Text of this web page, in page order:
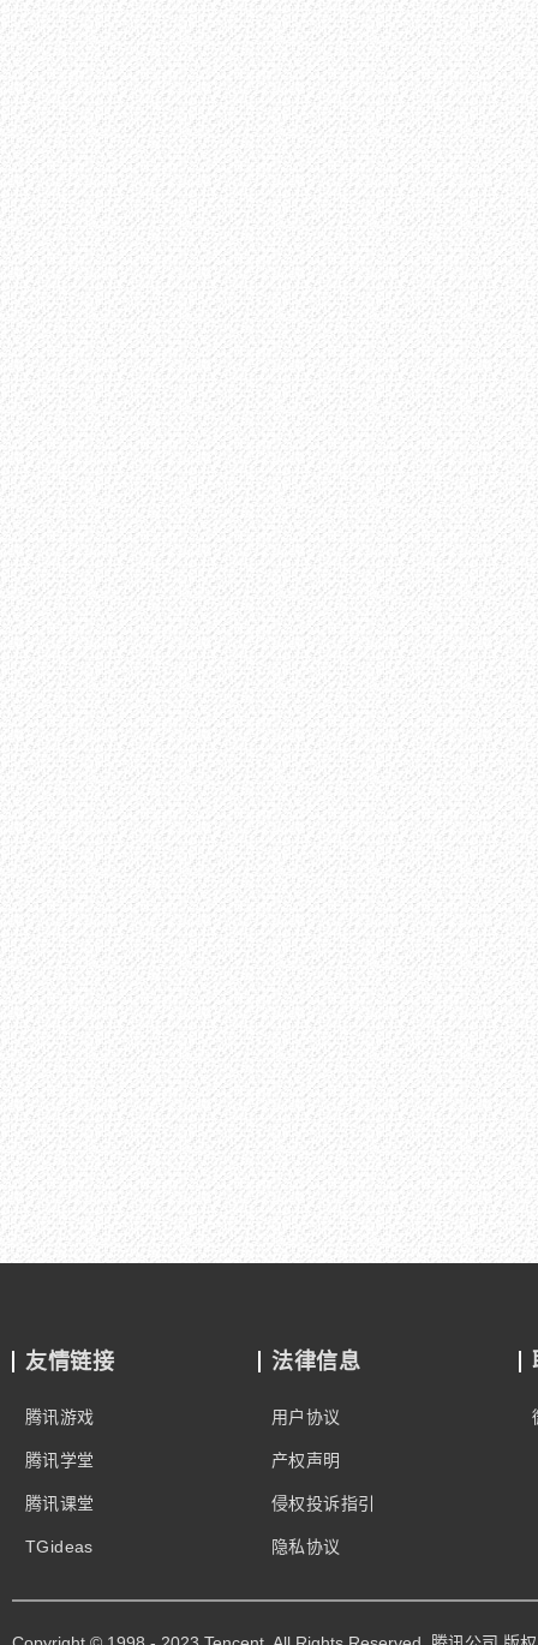
友情链接
腾讯游戏
腾讯学堂
腾讯课堂
TGideas
法律信息
用户协议
产权声明
侵权投诉指引
隐私协议